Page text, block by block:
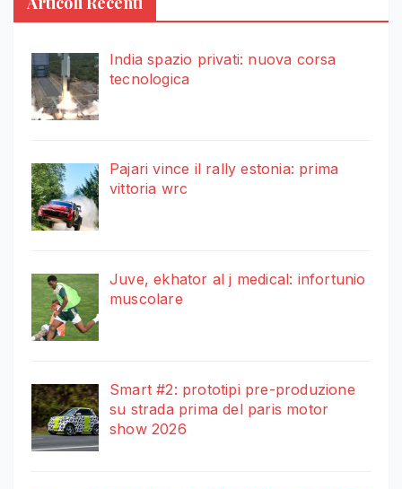
India spazio privati: nuova corsa
tecnologica
Pajari vince il rally estonia: prima
vittoria wrc
Juve, ekhator al j medical: infortunio
muscolare
Smart #2: prototipi pre-produzione
su strada prima del paris motor
show 2026